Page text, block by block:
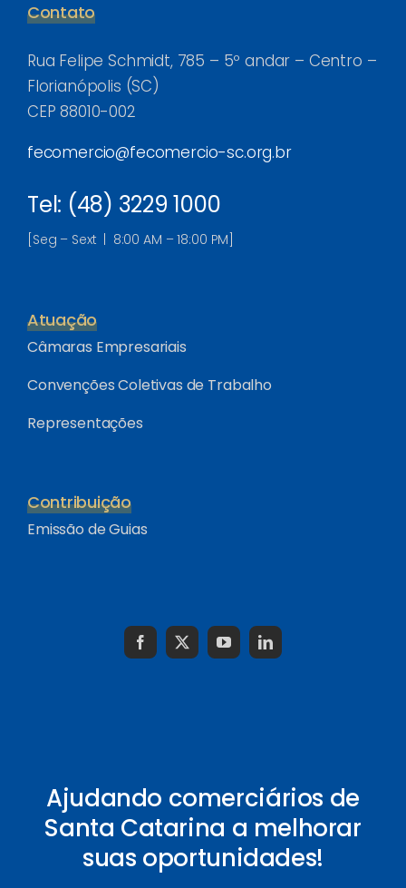
Contato
Rua Felipe Schmidt, 785 – 5º andar – Centro –
Florianópolis (SC)
CEP 88010-002
fecomercio@fecomercio-sc.org.br
Tel: (48) 3229 1000
[Seg – Sext | 8:00 AM – 18:00 PM]
Atuação
Câmaras Empresariais
Convenções Coletivas de Trabalho
Representações
Contribuição
Emissão de Guias
Ajudando comerciários de
Santa Catarina a melhorar
suas oportunidades!